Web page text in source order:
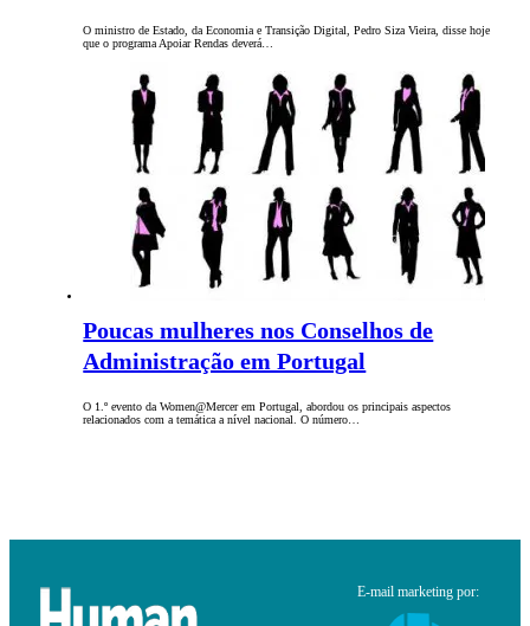
O ministro de Estado, da Economia e Transição Digital, Pedro Siza Vieira, disse hoje
que o programa Apoiar Rendas deverá…
Poucas mulheres nos Conselhos de
Administração em Portugal
O 1.º evento da Women@Mercer em Portugal, abordou os principais aspectos
relacionados com a temática a nível nacional. O número…
E-mail marketing por: